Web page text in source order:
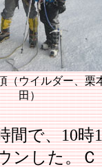
（ウイルダー、栗
田）
間で、10時
ンした。